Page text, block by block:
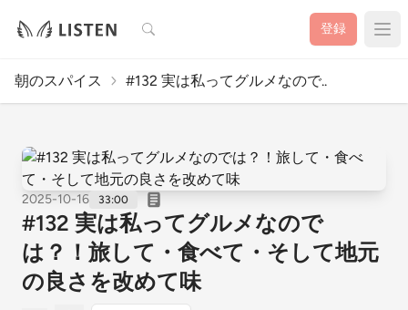
検索 登録
朝のスパイス #132 実は私ってグルメなので..
2025-10-16 33:00
#132 実は私ってグルメなので
は？！旅して・食べて・そして地元
の良さを改めて味